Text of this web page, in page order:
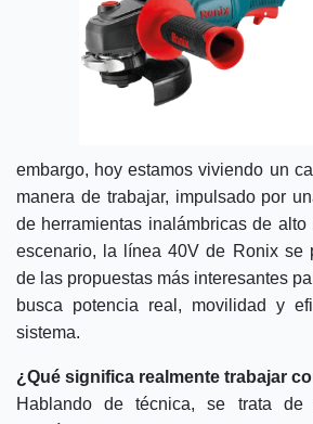
embargo, hoy estamos viviendo un
manera de trabajar, impulsado por
de herramientas inalámbricas de
escenario, la línea 40V de Ronix se
de las propuestas más interesantes
busca potencia real, movilidad y
sistema.
¿Qué significa realmente trabajar
Hablando de técnica, se trata de